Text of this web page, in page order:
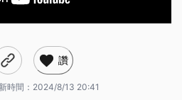
讚
時間： 2024/8/13 20:41